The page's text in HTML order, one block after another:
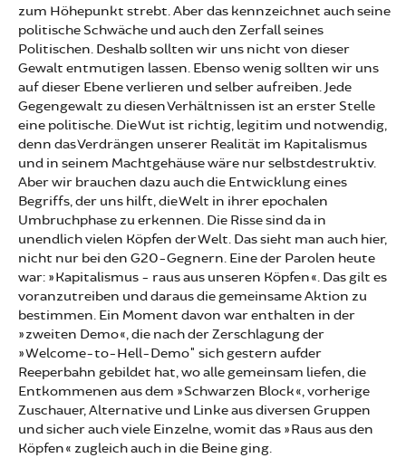
zum Höhepunkt strebt. Aber das kennzeichnet auch seine
politische Schwäche und auch den Zerfall seines
Politischen. Deshalb sollten wir uns nicht von dieser
Gewalt entmutigen lassen. Ebenso wenig sollten wir uns
auf dieser Ebene verlieren und selber aufreiben. Jede
Gegengewalt zu diesen Verhältnissen ist an erster Stelle
eine politische. Die Wut ist richtig, legitim und notwendig,
denn das Verdrängen unserer Realität im Kapitalismus
und in seinem Machtgehäuse wäre nur selbstdestruktiv.
Aber wir brauchen dazu auch die Entwicklung eines
Begriffs, der uns hilft, die Welt in ihrer epochalen
Umbruchphase zu erkennen. Die Risse sind da in
unendlich vielen Köpfen der Welt. Das sieht man auch hier,
nicht nur bei den G20-Gegnern. Eine der Parolen heute
war: »Kapitalismus - raus aus unseren Köpfen«. Das gilt es
voranzutreiben und daraus die gemeinsame Aktion zu
bestimmen. Ein Moment davon war enthalten in der
»zweiten Demo«, die nach der Zerschlagung der
»Welcome-to-Hell-Demo" sich gestern aufder
Reeperbahn gebildet hat, wo alle gemeinsam liefen, die
Entkommenen aus dem »Schwarzen Block«, vorherige
Zuschauer, Alternative und Linke aus diversen Gruppen
und sicher auch viele Einzelne, womit das »Raus aus den
Köpfen« zugleich auch in die Beine ging.